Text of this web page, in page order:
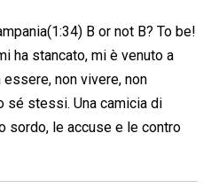
B or not B? To be!
ha stancato, mi è venuto a
non vivere, non
sé stessi. Una camicia di
sordo, le accuse e le contro